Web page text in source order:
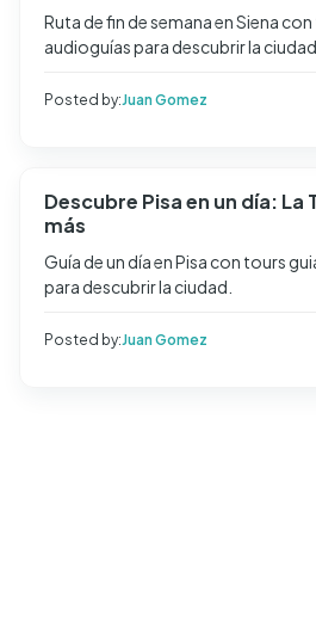
Ruta de fin de semana en Siena
audioguías para descubrir la ciudad.
Posted by:Juan Gomez
Descubre Pisa en un día: La
más
Guía de un día en Pisa con tours
para descubrir la ciudad.
Posted by:Juan Gomez